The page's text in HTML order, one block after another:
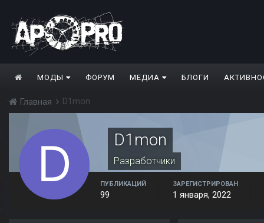
МОДЫ ФОРУМ МЕДИА БЛОГИ
Главная D1mon
D1mon
Разработчики
ПУБЛИКАЦИЙ
99
ЗАРЕГИСТРИРОВАН
1 января, 2022